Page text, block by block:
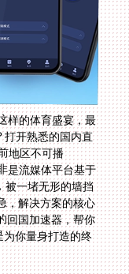
样的体育盛宴，最
打开熟悉的国内直
当前地区不可播
是流媒体平台基于
被一堵无形的墙挡
，解决方案的核心
回国加速器，帮你
为你量身打造的终